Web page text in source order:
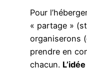
Pour
« partage »
organiserons
prendre en
chacun.